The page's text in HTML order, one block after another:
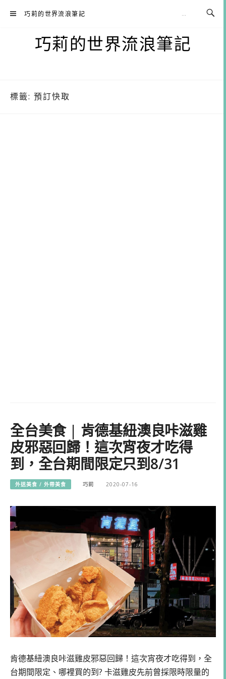
巧莉的世界流浪筆記
巧莉的世界流浪筆記
標籤: 預訂快取
全台美食 | 肯德基紐澳良咔滋雞
皮邪惡回歸！這次宵夜才吃得
到，全台期間限定只到8/31
外送美食 / 外帶美食 巧莉 2020-07-16
肯德基紐澳良咔滋雞皮邪惡回歸！這次宵夜才吃得到，全
台期間限定、哪裡買的到? 卡滋雞皮先前曾採限時限量的